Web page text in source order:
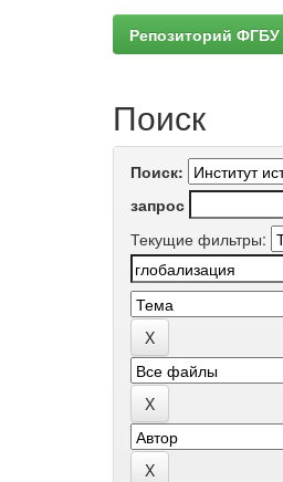
Репозиторий ФГБУ
Поиск
Поиск:
запрос
Текущие фильтры: